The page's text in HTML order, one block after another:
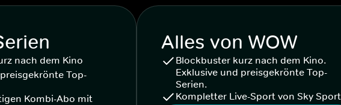
nach dem Kino
Top-
Kombi-Abo mit
Alles von WOW
Blockbuster kurz nach dem Kino.
Exklusive und preisgekrönte Top-
Serien.
Kompletter Live-Sport von Sky Sport